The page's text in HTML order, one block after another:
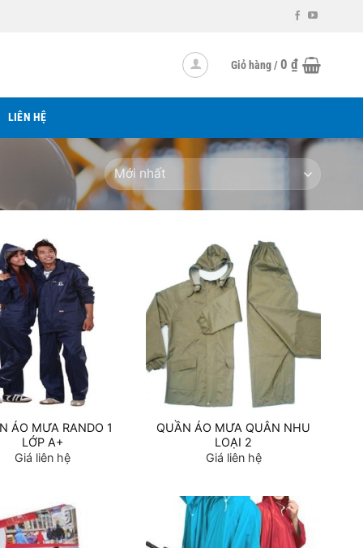
Giỏ hàng /0 ₫
LIÊN HỆ
ÁO MƯA RANDO 1
LỚP A+
Giá liên hệ
QUẦN ÁO MƯA QUÂN NHU
LOẠI 2
Giá liên hệ